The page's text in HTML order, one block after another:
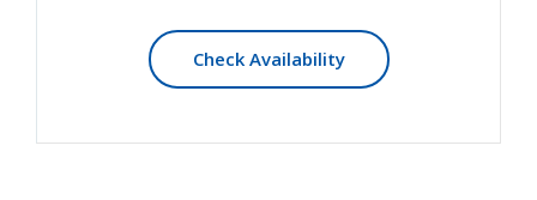
Check Availability